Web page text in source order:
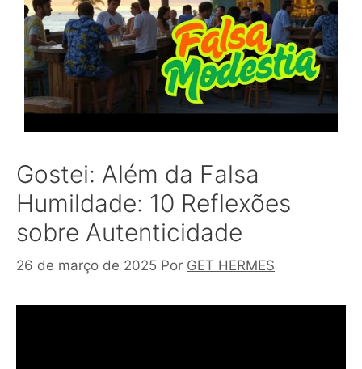
Gostei: Além da Falsa
Humildade: 10 Reflexões
sobre Autenticidade
26 de março de 2025 Por GET HERMES